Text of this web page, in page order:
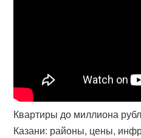
Квартиры до миллиона
Казани: районы, цены,